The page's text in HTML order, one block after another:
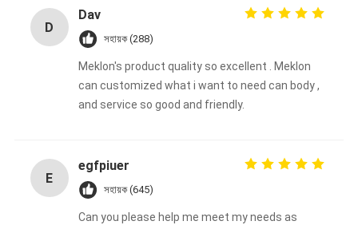
D
Dav
সহায়ক (288)
Meklon's product quality so excellent . Meklon
can customized what i want to need can body ,
and service so good and friendly.
E
egfpiuer
সহায়ক (645)
Can you please help me meet my needs as